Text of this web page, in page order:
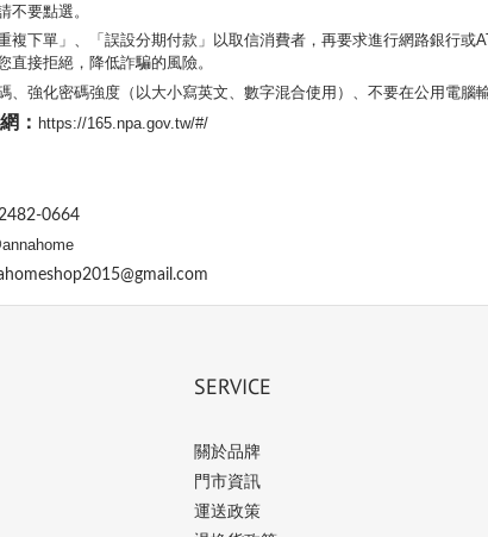
不要點選。
複下單」、「誤設分期付款」以取信消費者，再要求進行網路銀行
直接拒絕，降低詐騙的風險。
、強化密碼強度（以大小寫英文、數字混合使用）、不要在公用電腦
： https://165.npa.gov.tw/#/
0664
SERVICE
關於品牌
門市資訊
運送政策